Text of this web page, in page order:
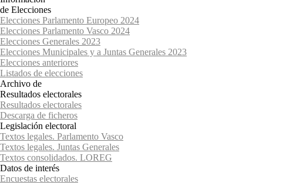
de Elecciones
Elecciones Parlamento Europeo 2024
Elecciones Parlamento Vasco 2024
Elecciones Generales 2023
Elecciones Municipales y a Juntas Generales 2023
Elecciones anteriores
Listados de elecciones
Archivo de
Resultados electorales
Resultados electorales
Descarga de ficheros
Legislación electoral
Textos legales. Parlamento Vasco
Textos legales. Juntas Generales
Textos consolidados. LOREG
Datos de interés
Encuestas electorales